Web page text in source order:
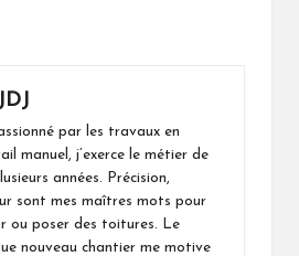
par les travaux en
manuel, j’exerce le métier de
années. Précision,
sont mes maîtres mots pour
ou poser des toitures. Le
nouveau chantier me motive